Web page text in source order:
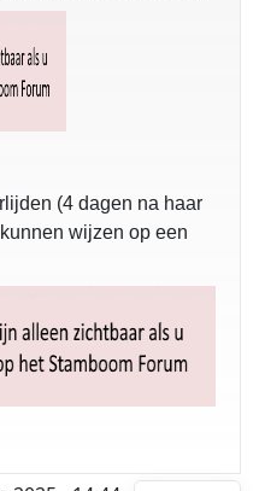
(4 dagen na haar
wijzen op een